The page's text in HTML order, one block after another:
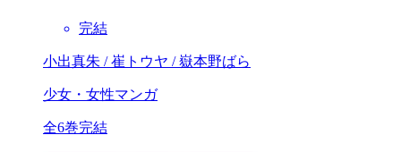
完結
小出真朱 / 崔トウヤ / 嶽本野ばら
少女・女性マンガ
全6巻完結